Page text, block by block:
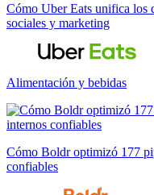
Cómo Uber Eats unifica los
sociales y marketing
Alimentación y bebidas
Cómo Boldr optimizó 177
confiables